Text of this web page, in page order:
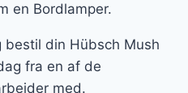
en Bordlamper.
din Hübsch Mush
fra en af de
med.